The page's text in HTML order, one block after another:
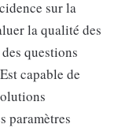
sur la
la qualité des
questions
capable de
paramètres